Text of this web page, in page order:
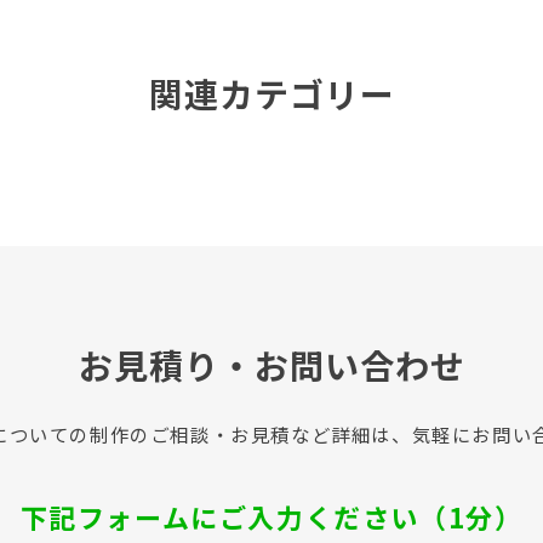
関連カテゴリー
お見積り・お問い合わせ
ついての制作のご相談・お見積など詳細は、気軽にお問い
下記フォームにご入力ください（1分）